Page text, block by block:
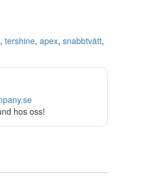
, tershine, apex, snabbtvätt,
hos oss!